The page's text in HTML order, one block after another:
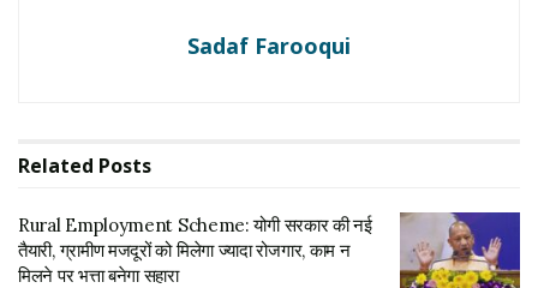
की कब मिलेगी पहली किस्त, मुख्यमंत्री योगी सीधे खातों में भेजेंगे
पैसा
जनवरी 17, 2026
Sadaf Farooqui
Related Posts
Rural Employment Scheme: योगी सरकार की नई
तैयारी, ग्रामीण मजदूरों को मिलेगा ज्यादा रोजगार, काम न
मिलने पर भत्ता बनेगा सहारा